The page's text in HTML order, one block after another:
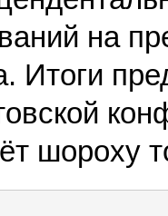
на
Итоги
шороху